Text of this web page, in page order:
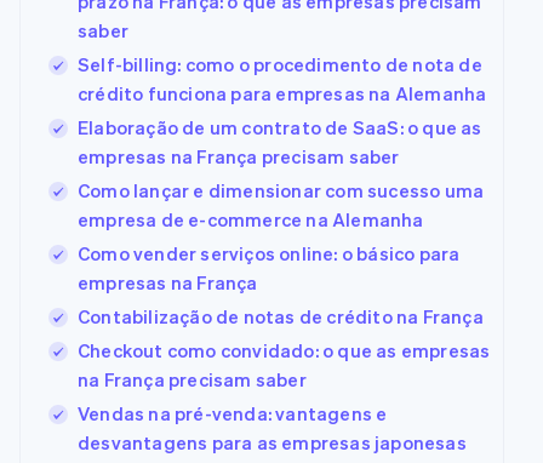
saber
Self-billing: como o procedimento de nota de
crédito funciona para empresas na Alemanha
Elaboração de um contrato de SaaS: o que as
empresas na França precisam saber
Como lançar e dimensionar com sucesso uma
empresa de e-commerce na Alemanha
Como vender serviços online: o básico para
empresas na França
Contabilização de notas de crédito na França
Checkout como convidado: o que as empresas
na França precisam saber
Vendas na pré-venda: vantagens e
desvantagens para as empresas japonesas